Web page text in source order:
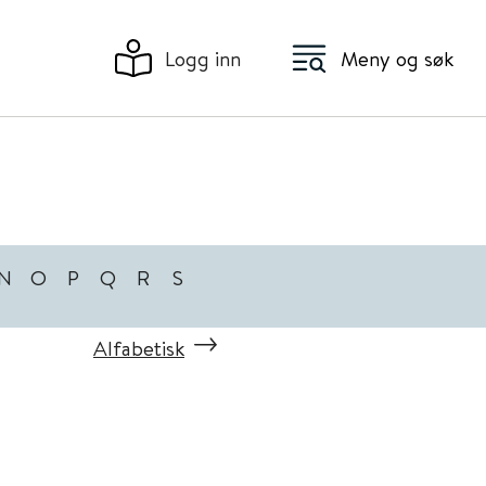
Logg inn Meny og søk
O P Q R S
Alfabetisk